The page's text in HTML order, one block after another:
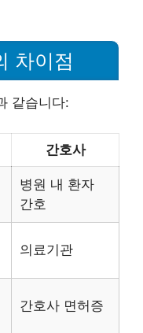
차이점
같습니다:
간호사
병원 내 환자
간호
의료기관
간호사 면허증